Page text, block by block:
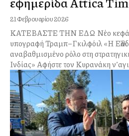
21 Φεβρουαρίου 2026
ΚΑΤΕΒΑΣΤΕ ΤΗΝ ΕΔΩ Νέο κεφάλαιο ΗΠΑ–Ελλάδας με την
υπογραφή Τραμπ–Γκιλφόιλ «Η Ελλάδα αποκτά
αναβαθμισμένο ρόλο στη
Ινδίας» Αφήστε τον Κυρανάκη